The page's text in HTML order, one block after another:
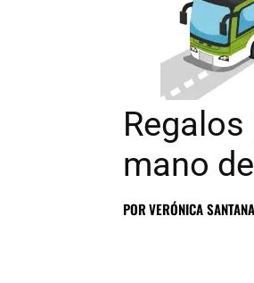
mano
PORVERÓNICA SANTANA